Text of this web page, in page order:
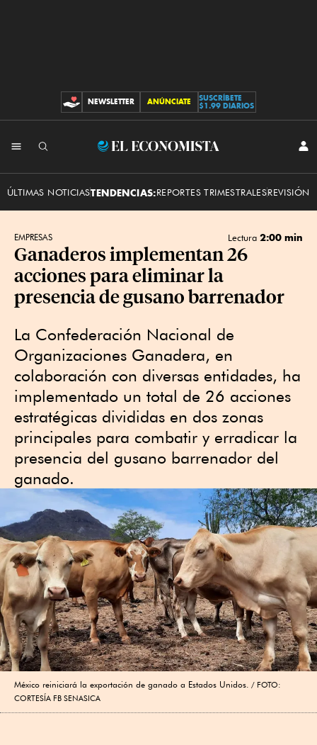
CONTRIBUCIONES
NEWSLETTER ANÚNCIATE
SUSCRÍBETE
$1.99 DIARIOS
El
ÚLTIMAS NOTICIASTENDENCIAS:REPORTES TRIMESTRALESREVISIÓN
EMPRESAS Lectura 2:00 min
Ganaderos implementan 26
acciones para eliminar la
presencia de gusano barrenador
La Confederación Nacional de
Organizaciones Ganadera, en
colaboración con diversas entidades, ha
implementado un total de 26 acciones
estratégicas divididas en dos zonas
principales para combatir y erradicar la
presencia del gusano barrenador del
ganado.
México reiniciará la exportación de ganado a Estados Unidos.
FOTO:
CORTESÍA FB SENASICA